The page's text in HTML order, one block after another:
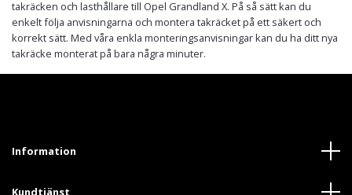
takräcken och lasthållare till Opel Grandland X. På så sätt kan du
enkelt följa anvisningarna och montera takräcket på ett säkert och
korrekt sätt. Med våra enkla monteringsanvisningar kan du ha ditt nya
takräcke monterat på bara några minuter.
Information
Kundtjänst